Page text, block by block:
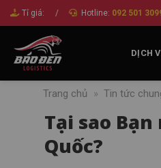
qua
dung
Tỉ giá: / Hotline: 092 501
DỊCH
Trang chủ » Tin tức
Tại sao
Quốc?